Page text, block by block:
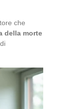
che
della morte